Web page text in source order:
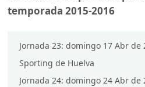
temporada 2015-2016
Jornada 23: domingo 17 Abr de
Sporting de Huelva
Jornada 24: domingo 24 Abr de